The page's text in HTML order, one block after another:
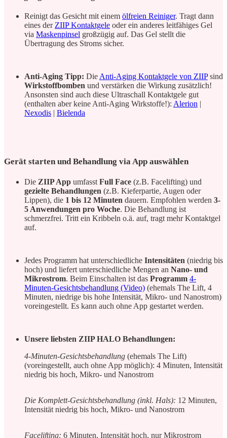
Reinigt das Gesicht mit einem ölfreien Reiniger. Tragt dann
eines derZIIP Kontaktgele oder ein anderes leitfähiges Gel
via Maskenpinsel großzügig auf. Das Gel stellt die
Übertragung des Stroms sicher.
Anti-Aging Tipp: DieAnti-Aging Kontaktgele von ZIIPsind
Wirkstoffbomben und verstärken die Wirkung zusätzlich!
Ansonsten sind auch diese Ultraschall Kontaktgele gut
(enthalten aber keine Anti-Aging Wirkstoffe!): Alerion |
Nexodis | Bielenda
Gerät starten und Behandlung via App auswählen
Die ZIIP App umfasst Full Face (z.B. Facelifting) und
gezielte Behandlungen (z.B. Kieferpartie, Augen oder
Lippen), die 1 bis 12 Minuten dauern. Empfohlen werden 3-
5 Anwendungen pro Woche. Die Behandlung ist
schmerzfrei. Tritt ein Kribbeln o.ä. auf, tragt mehr Kontaktgel
auf.
Jedes Programm hat unterschiedliche Intensitäten (niedrig bis
hoch) und liefert unterschiedliche Mengen an Nano- und
Mikrostrom. Beim Einschalten ist das Programm 4-
Minuten-Gesichtsbehandlung (Video) (ehemals The Lift, 4
Minuten, niedrige bis hohe Intensität, Mikro- und Nanostrom)
voreingestellt. Es kann auch ohne App gestartet werden.
Unsere liebsten ZIIP HALO Behandlungen:
4-Minuten-Gesichtsbehandlung (ehemals The Lift)
(voreingestellt, auch ohne App möglich): 4 Minuten, Intensität
niedrig bis hoch, Mikro- und Nanostrom
Die Komplett-Gesichtsbehandlung (inkl. Hals): 12 Minuten,
Intensität niedrig bis hoch, Mikro- und Nanostrom
Facelifting: 6 Minuten, Intensität hoch, nur Mikrostrom